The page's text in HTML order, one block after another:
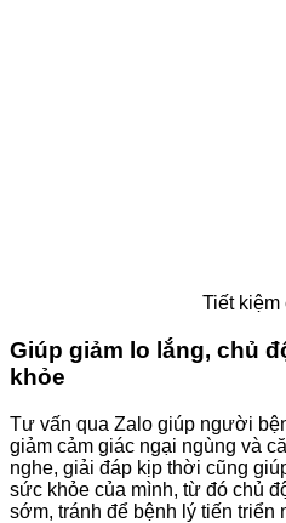
Tiết kiệm
Giúp giảm lo lắng, chủ
khỏe
Tư vấn qua Zalo giúp người
giảm cảm giác ngại ngùng và
nghe, giải đáp kịp thời cũng
sức khỏe của mình, từ đó chủ
sớm, tránh để bệnh lý tiến triển